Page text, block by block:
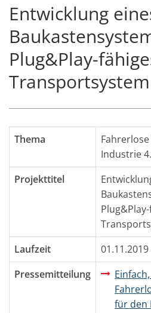
Entwicklung
Plug&Play-
Transportsystem
Thema
Industrie
Projekttitel
Laufzeit
Pressemitteilung
für den